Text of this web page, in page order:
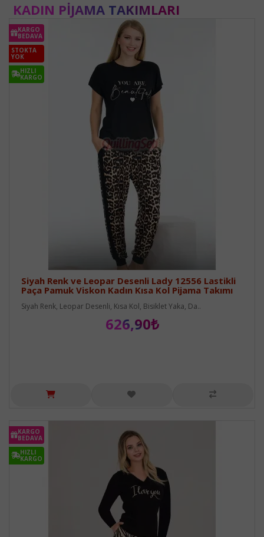
KADIN PIJAMA TAKIMLARI
KARGO
BEDAVA
STOKTA
YOK
HIZLI
KARGO
Siyah Renk ve Leopar Desenli Lady 12556 Lastikli
Paça Pamuk Viskon Kadın Kısa Kol Pijama Takımı
Siyah Renk, Leopar Desenli, Kısa Kol, Bisiklet Yaka, Da..
626,90₺
KARGO
BEDAVA
HIZLI
KARGO